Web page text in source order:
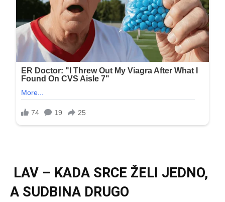
LAV – KADA SRCE ŽELI JEDNO,
A SUDBINA DRUGO